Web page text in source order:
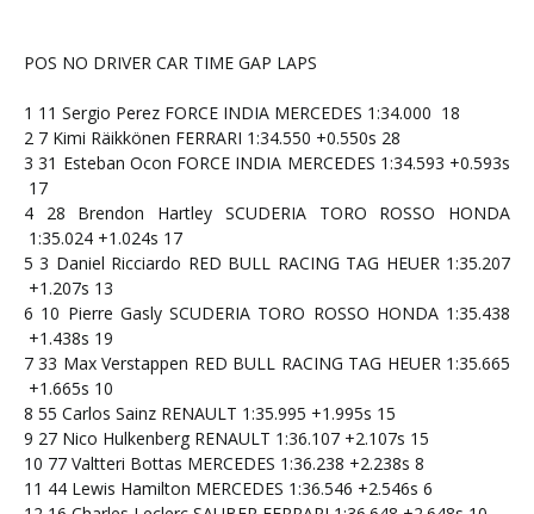
POS NO DRIVER CAR TIME GAP LAPS
1 11 Sergio Perez FORCE INDIA MERCEDES 1:34.000 18
2 7 Kimi Räikkönen FERRARI 1:34.550 +0.550s 28
3 31 Esteban Ocon FORCE INDIA MERCEDES 1:34.593 +0.593s
17
4
28 Brendon Hartley SCUDERIA TORO ROSSO HONDA
1:35.024 +1.024s 17
5 3 Daniel Ricciardo RED BULL RACING TAG HEUER 1:35.207
+1.207s 13
6 10 Pierre Gasly SCUDERIA TORO ROSSO HONDA 1:35.438
+1.438s 19
7 33 Max Verstappen RED BULL RACING TAG HEUER 1:35.665
+1.665s 10
8 55 Carlos Sainz RENAULT 1:35.995 +1.995s 15
9 27 Nico Hulkenberg RENAULT 1:36.107 +2.107s 15
10 77 Valtteri Bottas MERCEDES 1:36.238 +2.238s 8
11 44 Lewis Hamilton MERCEDES 1:36.546 +2.546s 6